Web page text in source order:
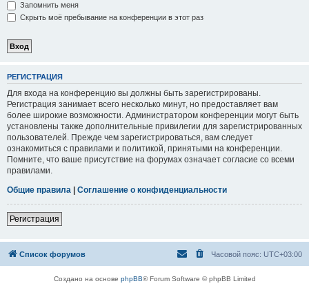
Запомнить меня
Скрыть моё пребывание на конференции в этот раз
РЕГИСТРАЦИЯ
Для входа на конференцию вы должны быть зарегистрированы.
Регистрация занимает всего несколько минут, но предоставляет вам
более широкие возможности. Администратором конференции могут быть
установлены также дополнительные привилегии для зарегистрированных
пользователей. Прежде чем зарегистрироваться, вам следует
ознакомиться с правилами и политикой, принятыми на конференции.
Помните, что ваше присутствие на форумах означает согласие со всеми
правилами.
Общие правила | Соглашение о конфиденциальности
Регистрация
Список форумов Часовой пояс: UTC+03:00
Создано на основе phpBB® Forum Software © phpBB Limited